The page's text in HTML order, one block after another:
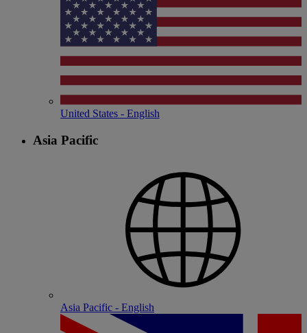
United States - English
Asia Pacific
Asia Pacific - English